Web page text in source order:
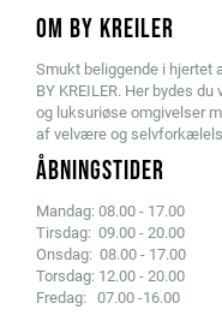
OM BY KREILER
Smukt beliggende i hjertet
BY KREILER. Her bydes
og luksuriøse omgivelser
af velvære og
ÅBNINGSTIDER
Mandag: 08.00 - 17.00
Tirsdag: 09.00 - 20.00
Onsdag: 08.00 - 17.00
Torsdag: 12.00 - 20.00
Fredag: 07.00 -16.00